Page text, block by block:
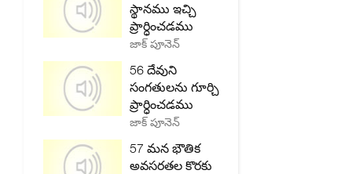
స్థానము ఇచ్చి
ప్రార్ధించడము
జాక్ పూనెన్
56 దేవుని
సంగతులను గూర్చి
ప్రార్ధించడము
జాక్ పూనెన్
57 మన భౌతిక
అవసరతల కొరకు